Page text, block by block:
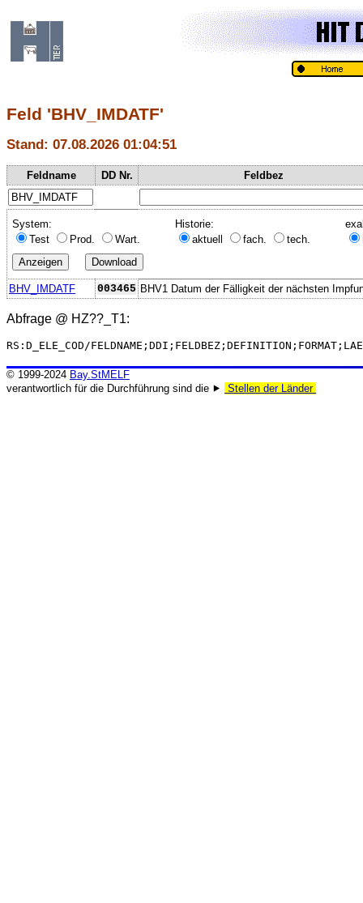
Feld 'BHV_IMDATF'
Stand: 07.08.2026 01:04:51
Feldname DD Nr. Feldbez
System:
Test
Prod. Wart.
Historie:
aktuell
fach. tech.
BHV_IMDATF 003465 BHV1 Datum der Fälligkeit der nächsten
Abfrage @ HZ??_T1:
RS:D_ELE_COD/
© 1999-2024 Bay.StMELF
verantwortlich für die Durchführung sind die ⯈
Stellen der Länder